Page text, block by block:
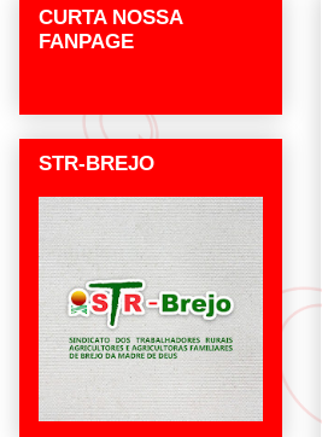
CURTA NOSSA
FANPAGE
STR-BREJO